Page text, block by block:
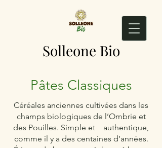
Solleone Bio
Pâtes Classiques
Céréales anciennes cultivées dans les
champs biologiques de l’Ombrie et
des Pouilles. Simple et authentique,
comme il y a des centaines d’années.